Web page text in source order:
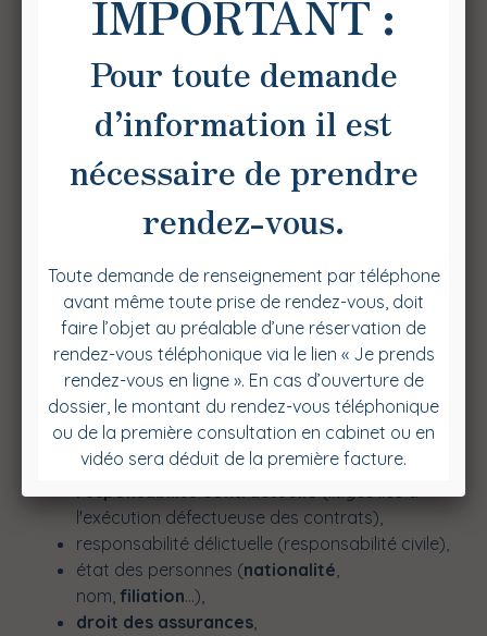
Droit des assurances,
droit de la consommation,
droit immobilier
Les domaines d'intervention en matière civile sont
variés (liste non exhaustive) :
responsabilité contractuelle (litiges liés à
l'exécution défectueuse des contrats),
responsabilité délictuelle (responsabilité civile),
état des personnes (nationalité,
nom, filiation...),
droit des assurances,